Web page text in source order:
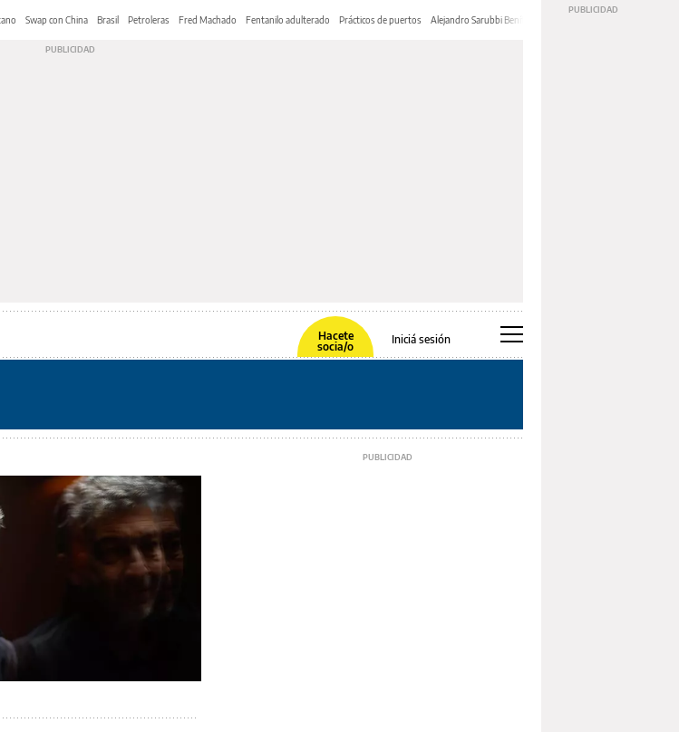
Swap con China Brasil Petroleras Fred Machado Fentanilo adulterado Prácticos de puertos Alejandro Sarubbi Benítez
Hacete
socia/o
Iniciá sesión